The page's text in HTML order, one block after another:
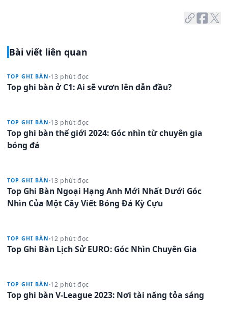
Bài viết liên quan
TOP GHI BÀN 13 phút đọc
Top ghi bàn ở C1: Ai sẽ vươn lên dẫn đầu?
TOP GHI BÀN 13 phút đọc
Top ghi bàn thế giới 2024: Góc nhìn từ chuyên gia
bóng đá
TOP GHI BÀN 13 phút đọc
Top Ghi Bàn Ngoại Hạng Anh Mới Nhất Dưới Góc
Nhìn Của Một Cây Viết Bóng Đá Kỳ Cựu
TOP GHI BÀN 12 phút đọc
Top Ghi Bàn Lịch Sử EURO: Góc Nhìn Chuyên Gia
TOP GHI BÀN 12 phút đọc
Top ghi bàn V-League 2023: Nơi tài năng tỏa sáng